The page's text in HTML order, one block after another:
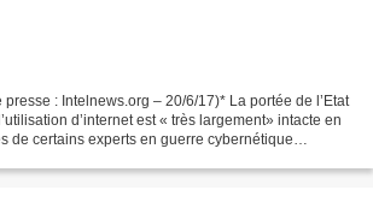
: Intelnews.org – 20/6/17)* La portée de l’Etat
d’internet est « très largement» intacte en
de certains experts en guerre cybernétique